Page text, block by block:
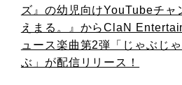
ズ』の幼児向けYouTubeチャ
えまる。』からClaN
ュース楽曲第2弾「じゃぶじ
ぶ」が配信リリース！